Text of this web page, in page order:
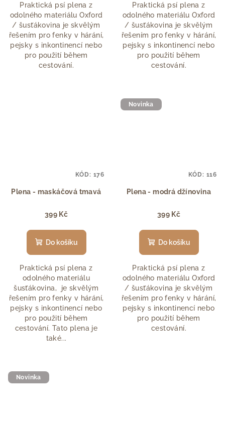
Praktická psí plena z
odolného materiálu Oxford
/ šusťákovina je skvělým
řešením pro fenky v hárání,
pejsky s inkontinencí nebo
pro použití během
cestování.
Praktická psí plena z
odolného materiálu Oxford
/ šusťákovina je skvělým
řešením pro fenky v hárání,
pejsky s inkontinencí nebo
pro použití během
cestování.
Plena - maskáčová tmavá
399 Kč
Do košíku
Praktická psí plena z
odolného materiálu
šusťákovina, je skvělým
řešením pro fenky v hárání,
pejsky s inkontinencí nebo
pro použití během
cestování. Tato plena je
také...
KÓD: 176
Novinka
Plena - modrá džínovina
399 Kč
Do košíku
Praktická psí plena z
odolného materiálu Oxford
/ šusťákovina je skvělým
řešením pro fenky v hárání,
pejsky s inkontinencí nebo
pro použití během
cestování.
KÓD: 116
Novinka